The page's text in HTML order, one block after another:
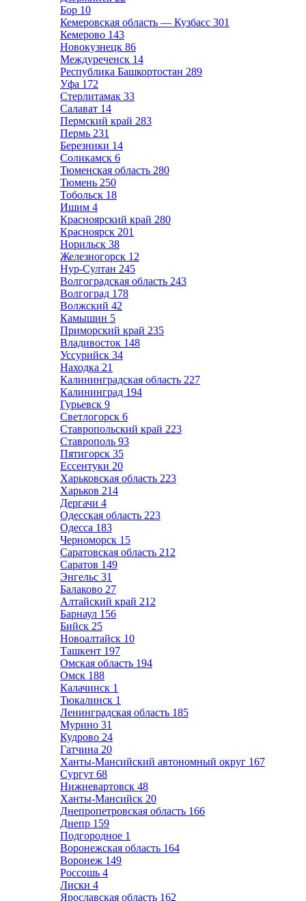
Бор 10
Кемеровская область — Кузбасс 301
Кемерово 143
Новокузнецк 86
Междуреченск 14
Республика Башкортостан 289
Уфа 172
Стерлитамак 33
Салават 14
Пермский край 283
Пермь 231
Березники 14
Соликамск 6
Тюменская область 280
Тюмень 250
Тобольск 18
Ишим 4
Красноярский край 280
Красноярск 201
Норильск 38
Железногорск 12
Нур-Султан 245
Волгоградская область 243
Волгоград 178
Волжский 42
Камышин 5
Приморский край 235
Владивосток 148
Уссурийск 34
Находка 21
Калининградская область 227
Калининград 194
Гурьевск 9
Светлогорск 6
Ставропольский край 223
Ставрополь 93
Пятигорск 35
Ессентуки 20
Харьковская область 223
Харьков 214
Дергачи 4
Одесская область 223
Одесса 183
Черноморск 15
Саратовская область 212
Саратов 149
Энгельс 31
Балаково 27
Алтайский край 212
Барнаул 156
Бийск 25
Новоалтайск 10
Ташкент 197
Омская область 194
Омск 188
Калачинск 1
Тюкалинск 1
Ленинградская область 185
Мурино 31
Кудрово 24
Гатчина 20
Ханты-Мансийский автономный округ 167
Сургут 68
Нижневартовск 48
Ханты-Мансийск 20
Днепропетровская область 166
Днепр 159
Подгородное 1
Воронежская область 164
Воронеж 149
Россошь 4
Лиски 4
Ярославская область 162